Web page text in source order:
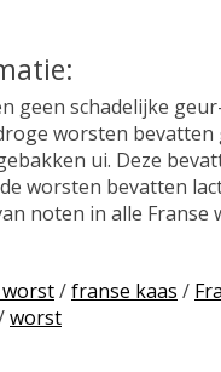
geen schadelijke
worsten bevatten
ui. Deze
worsten bevatten
noten in alle Franse
/franse kaas /
worst